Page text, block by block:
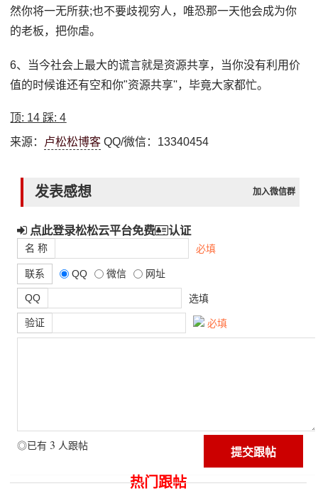
然你将一无所获;也不要歧视穷人，唯恐那一天他会成为你
的老板，把你虐。
6、当今社会上最大的谎言就是资源共享，当你没有利用价
值的时候谁还有空和你"资源共享''，毕竟大家都忙。
顶: 14 踩:4
来源： 卢松松博客 QQ/微信：13340454
发表感想 加入微信群
点此登录松松云平台免费 认证
名 称 必填
联系 QQ 微信 网址
QQ 选填
验证 必填
◎已有 3 人跟帖
热门跟帖